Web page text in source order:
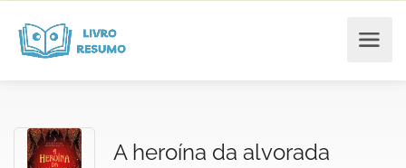
A heroína da alvorada